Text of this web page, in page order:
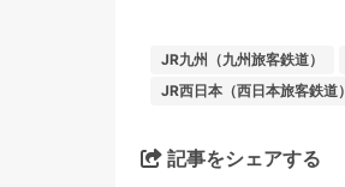
JR九州（九州旅客鉄道）
JR西日本（西日本旅客鉄道）
記事をシェアする